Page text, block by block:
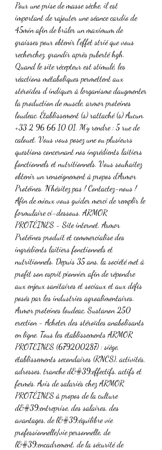
Pour une prise de masse sèche, il est
important de rajouter une séance cardio de
45min afin de brûler un maximum de
graisses pour obtenir l’effet strié que vous
recherchez, grandir après puberté hgh.
Quand le site récepteur est stimulé, les
réactions métaboliques permettent aux
stéroïdes d indiquer à lorganisme daugmenter
la production de muscle, armor proteines
loudeac. Établissement (s) rattaché (s) Aucun.
+33 2 96 66 10 01. M’y rendre : 5 rue de
calouet. Vous vous posez une ou plusieurs
questions concernant nos ingrédients laitiers
fonctionnels et nutritionnels. Vous souhaitez
obtenir un renseignement à propos d’Armor
Protéines. N’hésitez pas ! Contactez-nous !
Afin de mieux vous guider merci de remplir le
formulaire ci-dessous. ARMOR
PROTÉINES - Site internet. Armor
Protéines produit et commercialise des
ingrédients laitiers fonctionnels et
nutritionnels. Depuis 35 ans, la société met à
profit son esprit pionnier afin de répondre
aux enjeux sanitaires et sociaux et aux défis
posés par les industries agroalimentaires.
Armor proteines loudeac, Sustanon 250
erection - Acheter des stéroïdes anabolisants
en ligne. Tous les établissements ARMOR
PROTEINES (679200287) : siège,
établissements secondaires (RNCS), activités,
adresses, tranche d&#39;effectifs, actifs et
fermés. Avis de salariés chez ARMOR
PROTÉINES à propos de la culture
d&#39;entreprise, des salaires, des
avantages, de l&#39;équilibre vie
professionnelle/vie personnelle, de
l&#39;encadrement, de la sécurité de